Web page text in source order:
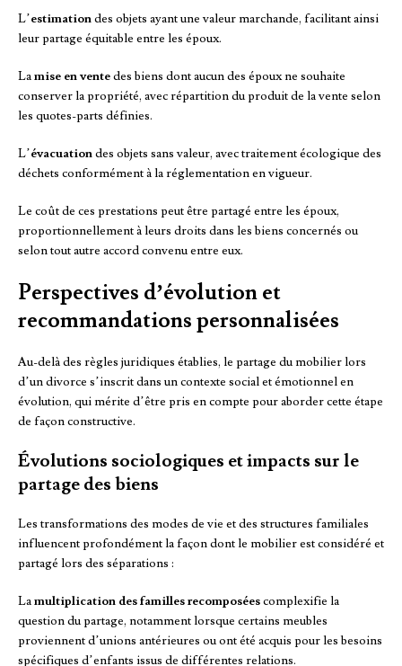
L’estimationdes objets ayant une valeur marchande, facilitant ainsi
leur partage équitable entre les époux.
Lamise en ventedes biens dont aucun des époux ne souhaite
conserver la propriété, avec répartition du produit de la vente selon
les quotes-parts définies.
L’évacuationdes objets sans valeur, avec traitement écologique des
déchets conformément à la réglementation en vigueur.
Le coût de ces prestations peut être partagé entre les époux,
proportionnellement à leurs droits dans les biens concernés ou
selon tout autre accord convenu entre eux.
Perspectives d’évolution et
recommandations personnalisées
Au-delà des règles juridiques établies, le partage du mobilier lors
d’un divorce s’inscrit dans un contexte social et émotionnel en
évolution, qui mérite d’être pris en compte pour aborder cette étape
de façon constructive.
Évolutions sociologiques et impacts sur le
partage des biens
Les transformations des modes de vie et des structures familiales
influencent profondément la façon dont le mobilier est considéré et
partagé lors des séparations :
Lamultiplication des familles recomposéescomplexifie la
question du partage, notamment lorsque certains meubles
proviennent d’unions antérieures ou ont été acquis pour les besoins
spécifiques d’enfants issus de différentes relations.